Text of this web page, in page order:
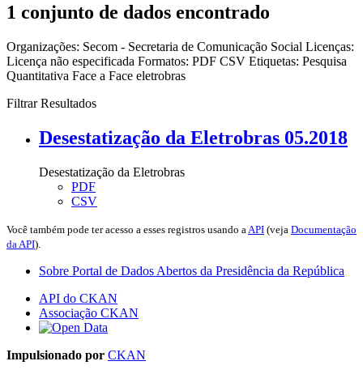
1 conjunto de dados encontrado
Organizações: Secom - Secretaria de Comunicação Social Licenças:
Licença não especificada Formatos: PDF CSV Etiquetas: Pesquisa
Quantitativa Face a Face eletrobras
Filtrar Resultados
Desestatização da Eletrobras 05.2018
Desestatização da Eletrobras
PDF
CSV
Você também pode ter acesso a esses registros usando a API (veja Documentação
da API).
Sobre Portal de Dados Abertos da Presidência da República
API do CKAN
Associação CKAN
Impulsionado por CKAN